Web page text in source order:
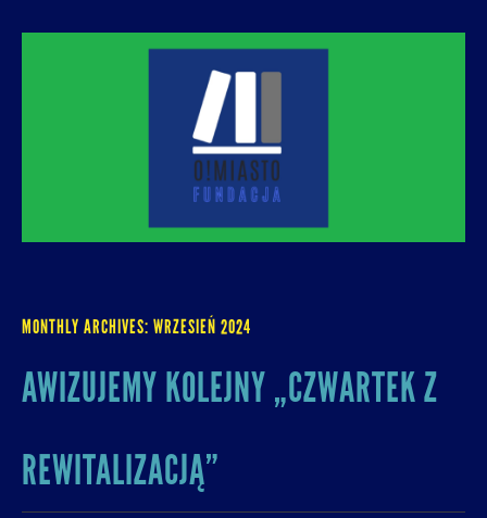
URBANIZACJI – PROMUJEMY I WSPIERAMY
ROZWÓJ MIAST I MIEJSKICH WSPÓLNOT.
O! MIASTO
MONTHLY ARCHIVES: WRZESIEŃ 2024
AWIZUJEMY KOLEJNY „CZWARTEK Z
REWITALIZACJĄ”